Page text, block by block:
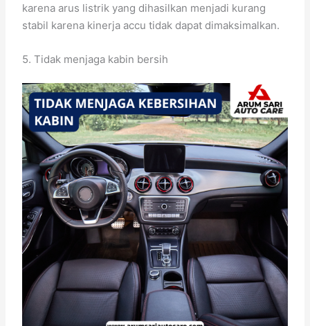
karena arus listrik yang dihasilkan menjadi kurang
stabil karena kinerja accu tidak dapat dimaksimalkan.
5. Tidak menjaga kabin bersih